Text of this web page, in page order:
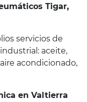
Tigar,
servicios de
aceite,
acondicionado,
en Valtierra